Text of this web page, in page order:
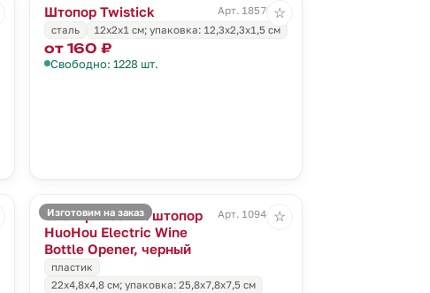
Штопор Twistick
Арт. 18570.00
сталь
12х2х1 см; упаковка: 12,3х2,3х1,5 см
от 160 ₽
Свободно: 1228 шт.
☆
Изготовим на заказ
Электрический штопор
HuoHou Electric Wine
Bottle Opener, черный
Арт. 10944.30
пластик
22x4,8x4,8 см; упаковка: 25,8x7,8x7,5 см
☆